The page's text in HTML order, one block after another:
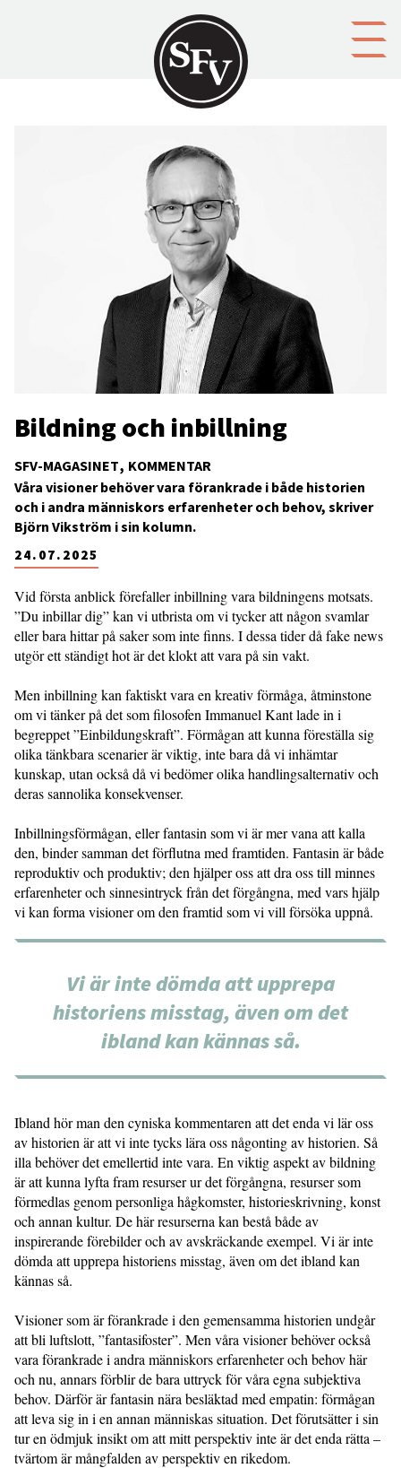
SFV-MAGASINET KOMMENTAR
Bildning och inbillning
24.07.2025
Våra visioner behöver vara förankrade i både historien
och i andra människors erfarenheter och behov, skriver
Björn Vikström i sin kolumn.
Vid första anblick förefaller inbillning vara bildningens motsats.
”Du inbillar dig” kan vi utbrista om vi tycker att någon svamlar
eller bara hittar på saker som inte finns. I dessa tider då fake news
utgör ett ständigt hot är det klokt att vara på sin vakt.
Men inbillning kan faktiskt vara en kreativ förmåga, åtminstone
om vi tänker på det som filosofen Immanuel Kant lade in i
begreppet ”Einbildungskraft”. Förmågan att kunna föreställa sig
olika tänkbara scenarier är viktig, inte bara då vi inhämtar
kunskap, utan också då vi bedömer olika handlingsalternativ och
deras sannolika konsekvenser.
Inbillningsförmågan, eller fantasin som vi är mer vana att kalla
den, binder samman det förflutna med framtiden. Fantasin är både
reproduktiv och produktiv; den hjälper oss att dra oss till minnes
erfarenheter och sinnesintryck från det förgångna, med vars hjälp
vi kan forma visioner om den framtid som vi vill försöka uppnå.
Vi är inte dömda att upprepa
historiens misstag, även om det
ibland kan kännas så.
Ibland hör man den cyniska kommentaren att det enda vi lär oss
av historien är att vi inte tycks lära oss någonting av historien. Så
illa behöver det emellertid inte vara. En viktig aspekt av bildning
är att kunna lyfta fram resurser ur det förgångna, resurser som
förmedlas genom personliga hågkomster, historieskrivning, konst
och annan kultur. De här resurserna kan bestå både av
inspirerande förebilder och av avskräckande exempel. Vi är inte
dömda att upprepa historiens misstag, även om det ibland kan
kännas så.
Visioner som är förankrade i den gemensamma historien undgår
att bli luftslott, ”fantasifoster”. Men våra visioner behöver också
vara förankrade i andra människors erfarenheter och behov här
och nu, annars förblir de bara uttryck för våra egna subjektiva
behov. Därför är fantasin nära besläktad med empatin: förmågan
att leva sig in i en annan människas situation. Det förutsätter i sin
tur en ödmjuk insikt om att mitt perspektiv inte är det enda rätta –
tvärtom är mångfalden av perspektiv en rikedom.